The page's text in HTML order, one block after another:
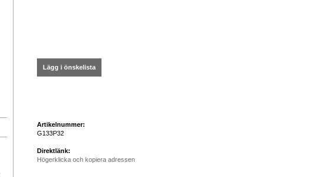
Lägg i önskelista
Artikelnummer:
G133P32
Direktlänk:
Högerklicka och kopiera adressen